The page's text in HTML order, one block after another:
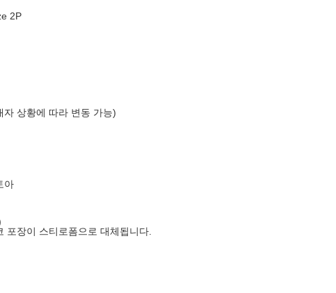
2P
자 상황에 따라 변동 가능)
아
포장이 스티로폼으로 대체됩니다.